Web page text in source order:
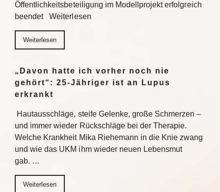
Öffentlichkeitsbeteiligung im Modellprojekt erfolgreich
beendet Weiterlesen
Weiterlesen
„Davon hatte ich vorher noch nie
gehört“: 25-Jähriger ist an Lupus
erkrankt
Hautausschläge, steife Gelenke, große Schmerzen –
und immer wieder Rückschläge bei der Therapie.
Welche Krankheit Mika Riehemann in die Knie zwang
und wie das UKM ihm wieder neuen Lebensmut
gab. …
Weiterlesen